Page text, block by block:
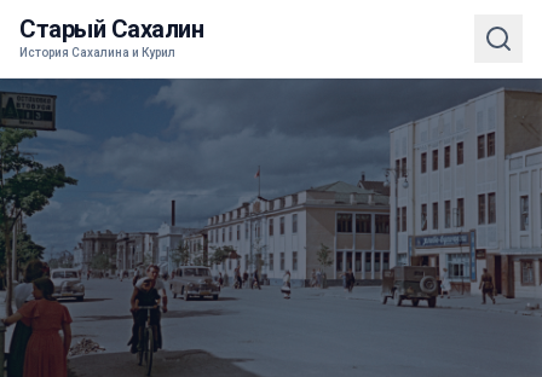
Старый Сахалин
История Сахалина и Курил